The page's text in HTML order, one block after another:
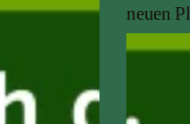
neuen